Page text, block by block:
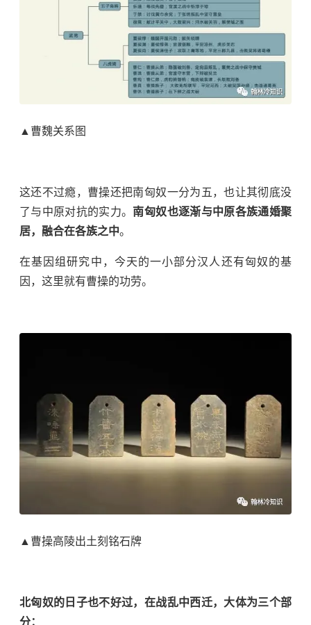
▲曹魏关系图
这还不过瘾，曹操还把南匈奴一分为五，也让其彻底没
了与中原对抗的实力。 南匈奴也逐渐与中原各族通婚聚
居，融合在各族之中。
在基因组研究中，今天的一小部分汉人还有匈奴的基
因，这里就有曹操的功劳。
▲曹操高陵出土刻铭石牌
北匈奴的日子也不好过，在战乱中西迁，大体为三个部
分：